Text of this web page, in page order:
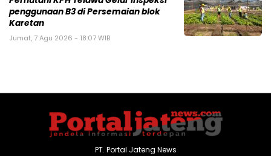
penggunaan B3 di Persemaian blok
Karetan
Jumat, 7 Agu 2026 - 18:07 WIB
PT. Portal Jateng News